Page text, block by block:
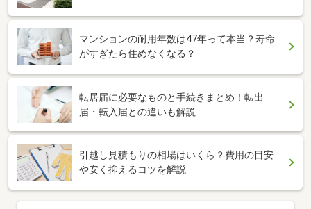
マンションの耐用年数は47年って本当？寿命
がすぎたら住めなくなる？
転居届に必要なものと手続きまとめ！転出
届・転入届との違いも解説
引越し見積もりの相場はいくら？費用の目安
や安く抑えるコツを解説